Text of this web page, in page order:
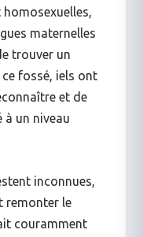
homosexuelles,
maternelles
trouver un
fossé, iels ont
et de
un niveau
inconnues,
remonter le
couramment